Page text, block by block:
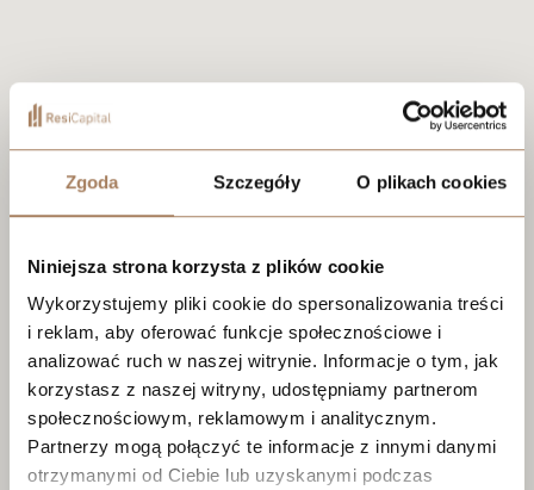
Zgoda Szczegóły O plikach cookies
Niniejsza strona korzysta z plików cookie
Wykorzystujemy pliki cookie do spersonalizowania treści
i reklam, aby oferować funkcje społecznościowe i
analizować ruch w naszej witrynie. Informacje o tym, jak
korzystasz z naszej witryny, udostępniamy partnerom
społecznościowym, reklamowym i analitycznym.
Partnerzy mogą połączyć te informacje z innymi danymi
otrzymanymi od Ciebie lub uzyskanymi podczas